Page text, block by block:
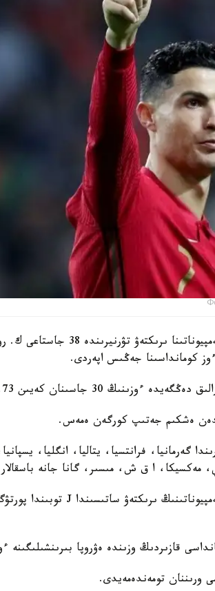
كومانداسىنا جەڭىس اپەردى.
30 جاسىنان كەيىن 73-گولىن ەنگىزدى.
گەرمانيا، فرانتسيا، يتاليا، انگليا،
مەكسيكا، ا ق ش، مىسىر، گانا جانە باسقالار
قازىردىڭ وزىندە ەۋروپا بىرىنشىلىگىنە
ورىننان تومەندەمەيدى.